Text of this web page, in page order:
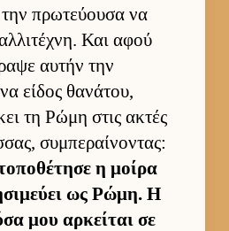
πρωτεύ­ουσα να
Και αφού
αυ­τήν την
εί­δος θανάτου,
τη Ρώμη στις ακτές
συμπεραί­νοντας:
η μοίρα
ως Ρώμη. Η
μου αρ­κεί­ται σε